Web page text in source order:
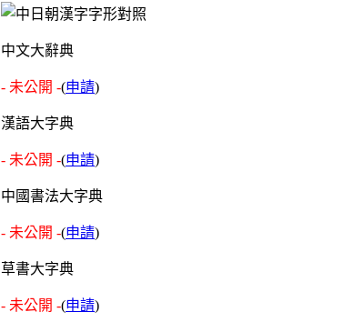
中文大辭典
- 未公開 -(申請)
漢語大字典
- 未公開 -(申請)
中國書法大字典
- 未公開 -(申請)
草書大字典
- 未公開 -(申請)